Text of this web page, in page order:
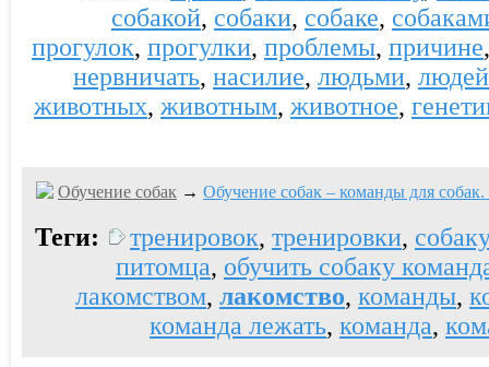
собакой, собаки, собаке,
прогулок, прогулки, проблемы, причине
нервничать, насилие, людьми, людей
животных, животным, животное,
Обучение собак → Обучение собак – команды для собак.
Теги: тренировок, тренировки, собаку
питомца, обучить собаку
лакомством, лакомство, команды,
команда лежать, команда,